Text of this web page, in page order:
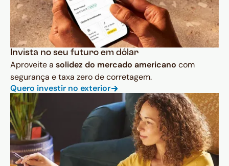
Invista no seu futuro em dólar
Aproveite a solidez do mercado americano com
segurança e taxa zero de corretagem.
Quero investir no exterior